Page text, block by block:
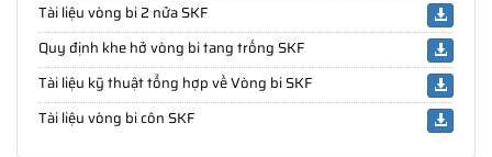
Tài liệu vòng bi 2 nửa SKF
Quy định khe hở vòng bi tang trống SKF
Tài liệu kỹ thuật tổng hợp về Vòng bi SKF
Tài liệu vòng bi côn SKF